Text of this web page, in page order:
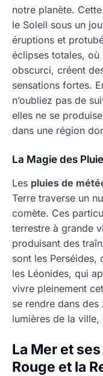
notre planète.
le Soleil sous un
éruptions et
éclipses totales,
obscurci, créent
sensations fortes.
n’oubliez pas de
elles ne se
dans une région
La Magie des
Les pluies de
Terre traverse un
comète. Ces
terrestre à grande
produisant des
sont les Perséides,
les Léonides, qui
vivre pleinement
se rendre dans
lumières de la
La Mer et
Rouge et la